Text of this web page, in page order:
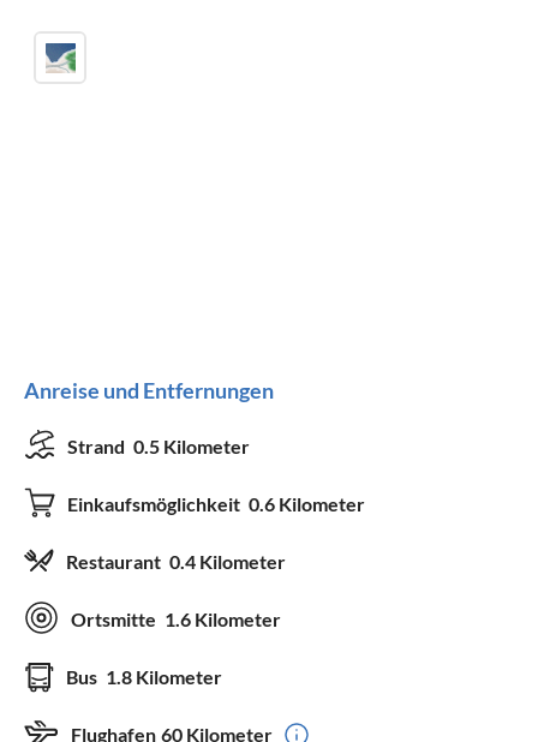
Anreise und Entfernungen
Strand 0.5 Kilometer
Einkaufsmöglichkeit 0.6 Kilometer
Restaurant 0.4 Kilometer
Ortsmitte 1.6 Kilometer
Bus 1.8 Kilometer
Flughafen 60 Kilometer